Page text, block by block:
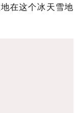
在这个冰天雪地